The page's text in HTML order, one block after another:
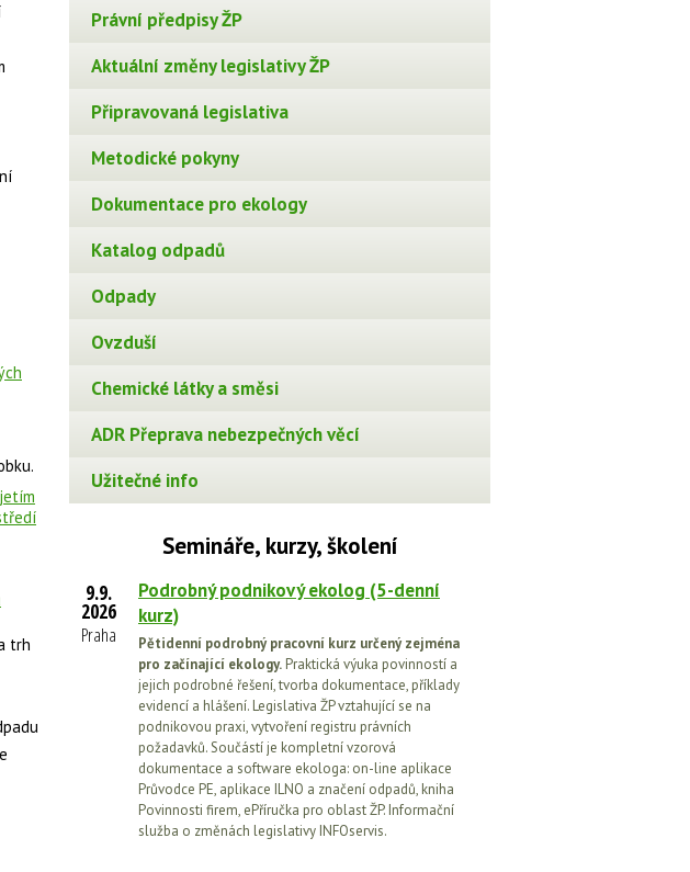
trh
Právní předpisy ŽP
Aktuální změny legislativy ŽP
Připravovaná legislativa
Metodické pokyny
Dokumentace pro ekology
Katalog odpadů
Odpady
Ovzduší
Chemické látky a směsi
ADR Přeprava nebezpečných věcí
Užitečné info
Semináře, kurzy, školení
9.9.
2026
Praha
Podrobný podnikový ekolog (5-denní
kurz)
Pětidenní podrobný pracovní kurz určený zejména
pro začínající ekology. Praktická výuka povinností a
jejich podrobné řešení, tvorba dokumentace, příklady
evidencí a hlášení. Legislativa ŽP vztahující se na
podnikovou praxi, vytvoření registru právních
požadavků. Součástí je kompletní vzorová
dokumentace a software ekologa: on-line aplikace
Průvodce PE, aplikace ILNO a značení odpadů, kniha
Povinnosti firem, ePříručka pro oblast ŽP. Informační
služba o změnách legislativy INFOservis.